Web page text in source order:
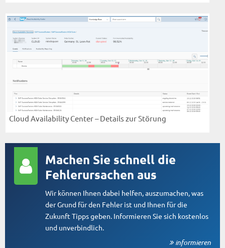
Cloud Availability Center – Details zur Störung
Machen Sie schnell die
Fehlerursachen aus
Wir können Ihnen dabei helfen, auszumachen, was
der Grund für den Fehler ist und Ihnen für die
Zukunft Tipps geben. Informieren Sie sich kostenlos
und unverbindlich.
informieren